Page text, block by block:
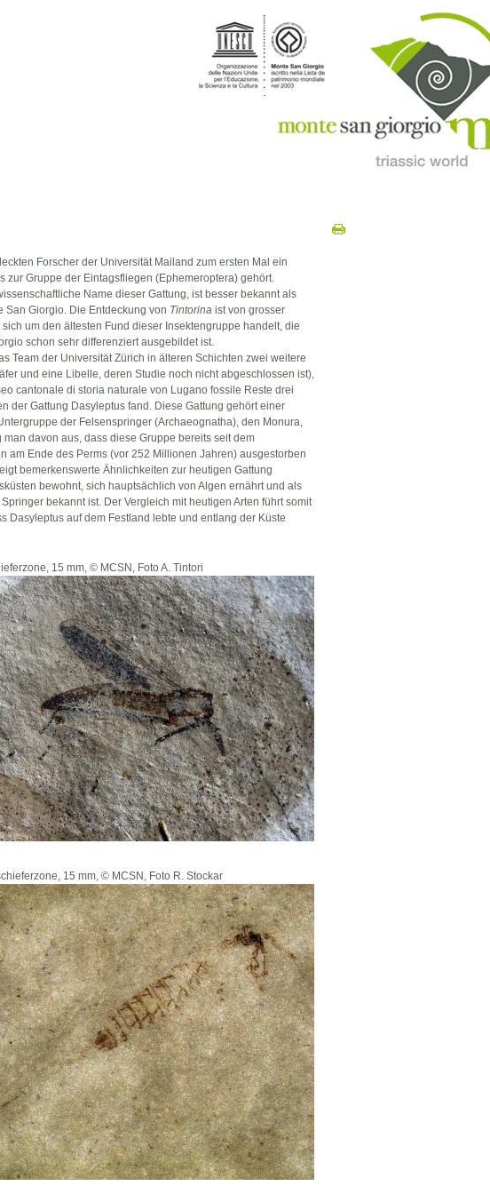
Forscher der Universität Mailand zum ersten Mal ein
zur Gruppe der Eintagsfliegen (Ephemeroptera) gehört.
Name dieser Gattung, ist besser bekannt als
San Giorgio. Die Entdeckung von Tintorina ist von grosser
sich um den ältesten Fund dieser Insektengruppe handelt, die
schon sehr differenziert ausgebildet ist.
Team der Universität Zürich in älteren Schichten zwei weitere
und eine Libelle, deren Studie noch nicht abgeschlossen ist),
cantonale di storia naturale von Lugano fossile Reste drei
der Gattung Dasyleptus fand. Diese Gattung gehört einer
der Felsenspringer (Archaeognatha), den Monura,
man davon aus, dass diese Gruppe bereits seit dem
am Ende des Perms (vor 252 Millionen Jahren) ausgestorben
bemerkenswerte Ähnlichkeiten zur heutigen Gattung
bewohnt, sich hauptsächlich von Algen ernährt und als
bekannt ist. Der Vergleich mit heutigen Arten führt somit
Dasyleptus auf dem Festland lebte und entlang der Küste
15 mm, © MCSN, Foto A. Tintori
15 mm, © MCSN, Foto R. Stockar